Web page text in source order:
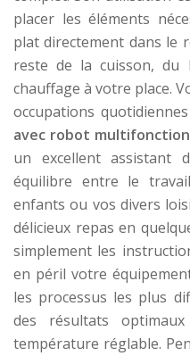
placer les éléments
plat directement dans le
reste de la cuisson, du
chauffage à votre place.
occupations
avec robot multifonction
un excellent assistant
équilibre entre le
enfants ou vos divers
délicieux repas en
simplement les
en péril votre
les processus les plus
des résultats
température réglable.